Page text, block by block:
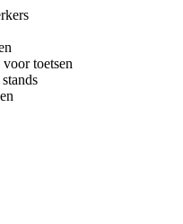
toetsen